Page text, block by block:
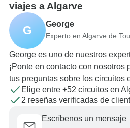
viajes a Algarve
G George
Experto en Algarve de
George es uno de nuestros
¡Ponte en contacto con nosotros
tus preguntas sobre los circuitos
Elige entre +52 circuitos en
2 reseñas verificadas de
Escríbenos un mensaje